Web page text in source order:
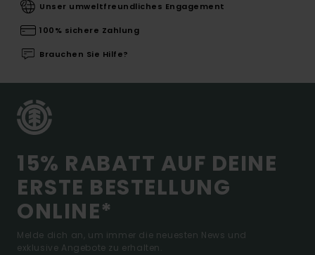
Unser umweltfreundliches Engagement
100% sichere Zahlung
Brauchen Sie Hilfe?
15% RABATT AUF DEINE
ERSTE BESTELLUNG
ONLINE*
Melde dich an, um immer die neuesten News und
exklusive Angebote zu erhalten.